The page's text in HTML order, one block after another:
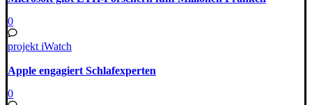
0
projekt iWatch
Apple engagiert Schlafexperten
0